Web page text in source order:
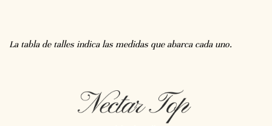
La tabla de talles indica las medidas que abarca cada uno.